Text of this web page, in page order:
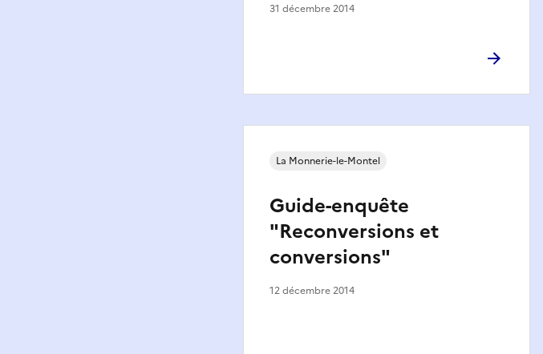
31 décembre 2014
Guide-enquête
"Reconversions et
conversions"
La Monnerie-le-Montel
12 décembre 2014